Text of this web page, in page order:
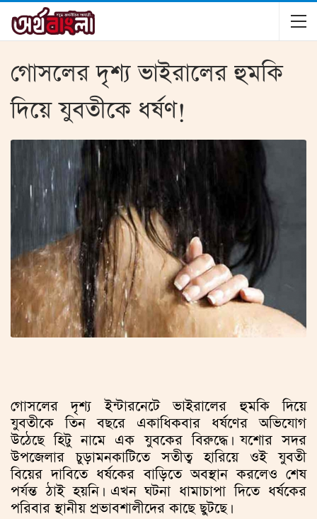
গোসলের দৃশ্য ভাইরালের হুমকি
দিয়ে যুবতীকে ধর্ষণ!
গোসলের দৃশ্য ইন্টারনেটে ভাইরালের হুমকি দিয়ে
যুবতীকে তিন বছরে একাধিকবার ধর্ষণের অভিযোগ
উঠেছে হিটু নামে এক যুবকের বিরুদ্ধে। যশোর সদর
উপজেলার চুড়ামনকাটিতে সতীত্ব হারিয়ে ওই যুবতী
বিয়ের দাবিতে ধর্ষকের বাড়িতে অবস্থান করলেও শেষ
পর্যন্ত ঠাই হয়নি। এখন ঘটনা ধামাচাপা দিতে ধর্ষকের
পরিবার স্থানীয় প্রভাবশালীদের কাছে ছুটছে।